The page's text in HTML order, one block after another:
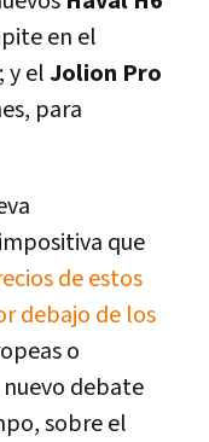
en el
y elJolion Pro
para
que
de estos
debajo de los
o
debate
sobre el